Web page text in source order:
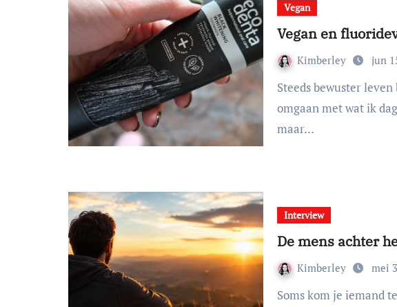
Vegan
Vegan en
Kimberley jun
Steeds bewuster leven betekent voor mij ook bewuster
omgaan met wat ik
maar…
Interview
De mens achter
Kimberley mei
Soms kom je iemand tegen met een verhaal dat je raakt.